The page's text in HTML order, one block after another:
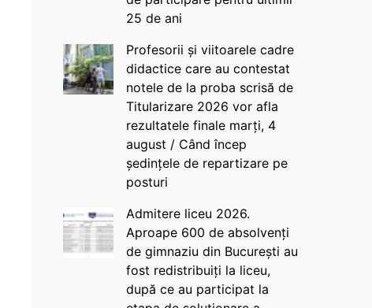
25 de ani
Profesorii și viitoarele cadre
didactice care au contestat
notele de la proba scrisă de
Titularizare 2026 vor afla
rezultatele finale marți, 4
august / Când încep
ședințele de repartizare pe
posturi
Admitere liceu 2026.
Aproape 600 de absolvenți
de gimnaziu din București au
fost redistribuiți la liceu,
după ce au participat la